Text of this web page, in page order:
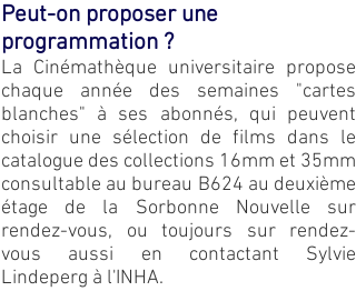
Peut-on proposer une
programmation ?
La Cinémathèque universitaire propose
chaque année des semaines "cartes
blanches" à ses abonnés, qui peuvent
choisir une sélection de films dans le
catalogue des collections 16mm et 35mm
consultable au bureau B624 au deuxième
étage de la Sorbonne Nouvelle sur
rendez-vous, ou toujours sur rendez-
vous aussi en contactant Sylvie
Lindeperg à l'INHA.